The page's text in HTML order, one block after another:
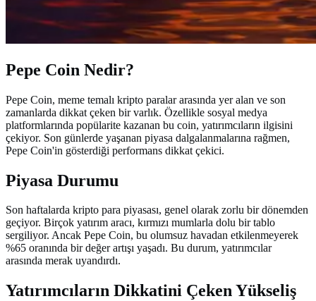
Pepe Coin Nedir?
Pepe Coin, meme temalı kripto paralar arasında yer alan ve son
zamanlarda dikkat çeken bir varlık. Özellikle sosyal medya
platformlarında popülarite kazanan bu coin, yatırımcıların ilgisini
çekiyor. Son günlerde yaşanan piyasa dalgalanmalarına rağmen,
Pepe Coin'in gösterdiği performans dikkat çekici.
Piyasa Durumu
Son haftalarda kripto para piyasası, genel olarak zorlu bir dönemden
geçiyor. Birçok yatırım aracı, kırmızı mumlarla dolu bir tablo
sergiliyor. Ancak Pepe Coin, bu olumsuz havadan etkilenmeyerek
%65 oranında bir değer artışı yaşadı. Bu durum, yatırımcılar
arasında merak uyandırdı.
Yatırımcıların Dikkatini Çeken Yükseliş